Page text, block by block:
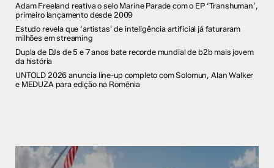
Adam Freeland reativa o selo Marine Parade com o EP ‘Transhuman’,
primeiro lançamento desde 2009
Estudo revela que ‘artistas’ de inteligência artificial já faturaram
milhões em streaming
Dupla de DJs de 5 e 7 anos bate recorde mundial de b2b mais jovem
da história
UNTOLD 2026 anuncia line-up completo com Solomun, Alan Walker
e MEDUZA para edição na Romênia